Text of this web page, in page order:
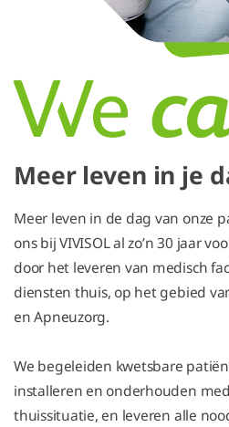
Meer leven in je
Meer leven in de dag van onze
ons bij VIVISOL al zo’n 30 jaar
door het leveren van medisch
diensten thuis, op het gebied
en Apneuzorg.
We begeleiden kwetsbare
installeren en onderhouden
thuissituatie, en leveren alle